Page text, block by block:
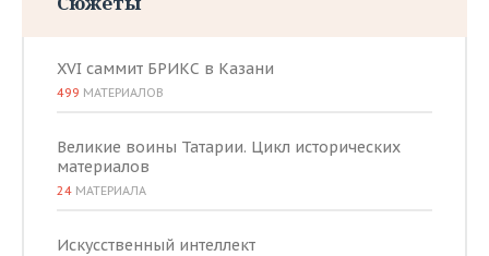
XVI саммит БРИКС в Казани
499 МАТЕРИАЛОВ
Великие воины Татарии. Цикл исторических
материалов
24 МАТЕРИАЛА
Искусственный интеллект